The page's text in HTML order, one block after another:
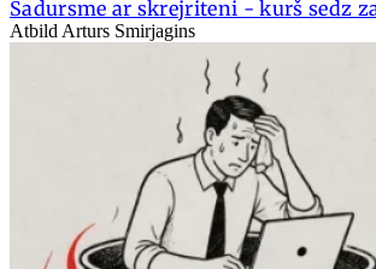
Sadursme ar skrejriteni - kurš sedz
Atbild Arturs Smirjagins